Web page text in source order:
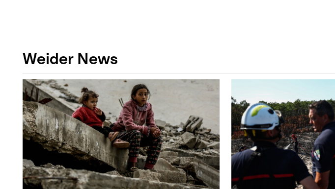
Weider News